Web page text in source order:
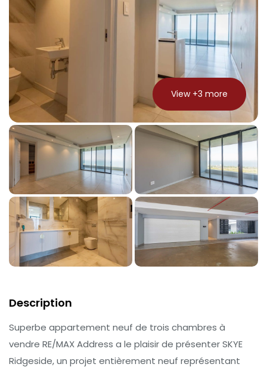
View +3 more
Description
Superbe appartement neuf de trois chambres à
vendre RE/MAX Address a le plaisir de présenter SKYE
Ridgeside, un projet entièrement neuf représentant